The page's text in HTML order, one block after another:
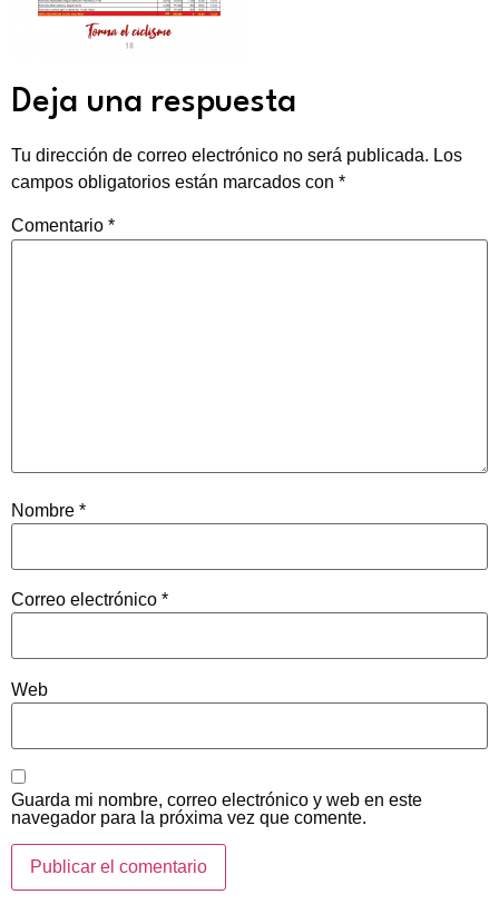
Deja una respuesta
Tu dirección de correo electrónico no será publicada. Los
campos obligatorios están marcados con *
Comentario *
Nombre *
Correo electrónico *
Web
Guarda mi nombre, correo electrónico y web en este
navegador para la próxima vez que comente.